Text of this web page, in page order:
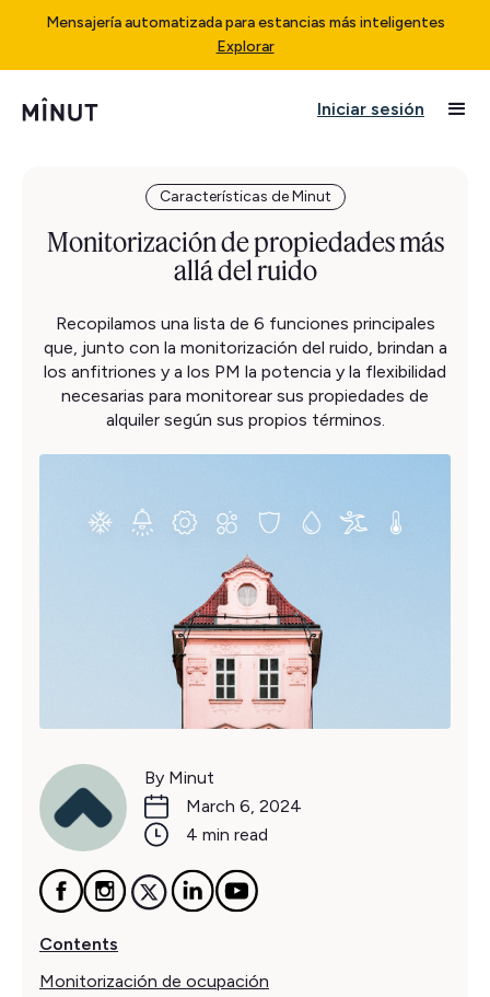
Mensajería automatizada para estancias más inteligentes
Explorar
Iniciar sesión
Características de Minut
Monitorización de propiedades más
allá del ruido
Recopilamos una lista de 6 funciones principales
que, junto con la monitorización del ruido, brindan a
los anfitriones y a los PM la potencia y la flexibilidad
necesarias para monitorear sus propiedades de
alquiler según sus propios términos.
By Minut
March 6, 2024
4 min read
Contents
Monitorización de ocupación